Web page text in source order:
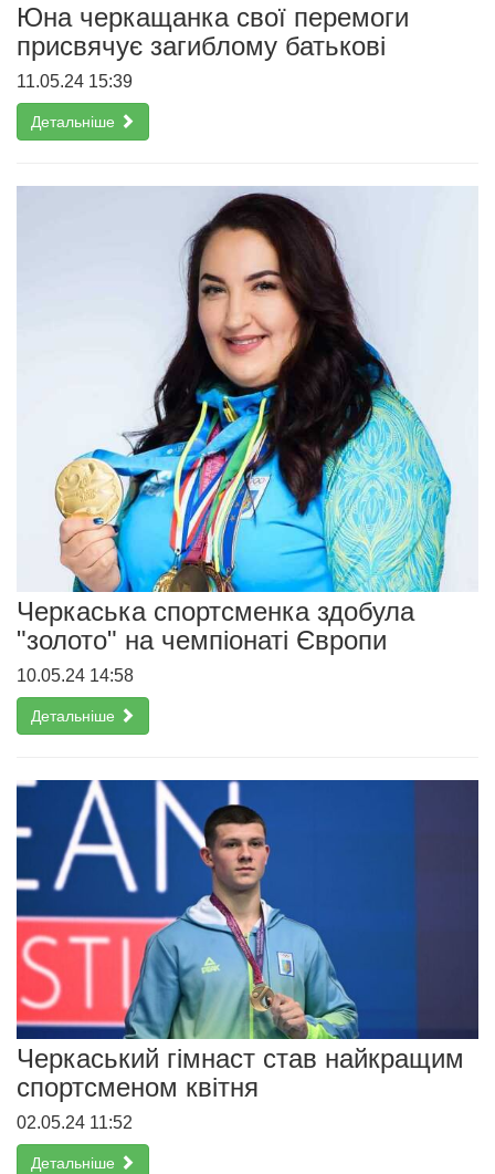
Юна черкащанка свої перемоги
присвячує загиблому батькові
11.05.24 15:39
Детальніше
Черкаська спортсменка здобула
"золото" на чемпіонаті Європи
10.05.24 14:58
Детальніше
Черкаський гімнаст став найкращим
спортсменом квітня
02.05.24 11:52
Детальніше